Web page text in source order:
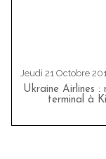
Jeudi 21 Octobre
Ukraine Airlines :
terminal à